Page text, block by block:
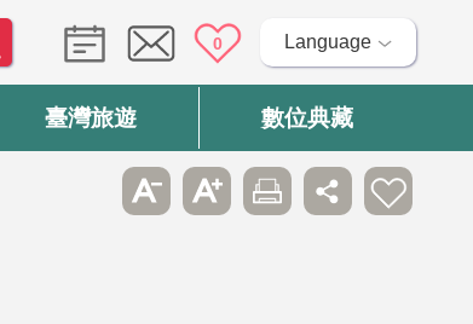
0 Language
臺灣旅遊 數位典藏